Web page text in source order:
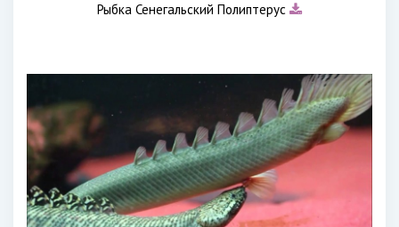
Рыбка Сенегальский Полиптерус